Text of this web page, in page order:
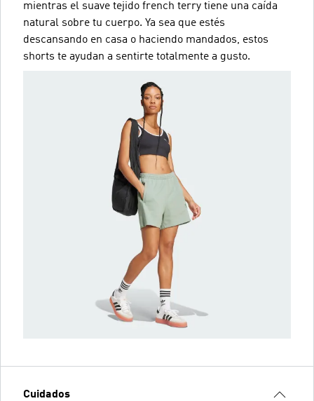
mientras el suave tejido french terry tiene una caída
natural sobre tu cuerpo. Ya sea que estés
descansando en casa o haciendo mandados, estos
shorts te ayudan a sentirte totalmente a gusto.
Cuidados